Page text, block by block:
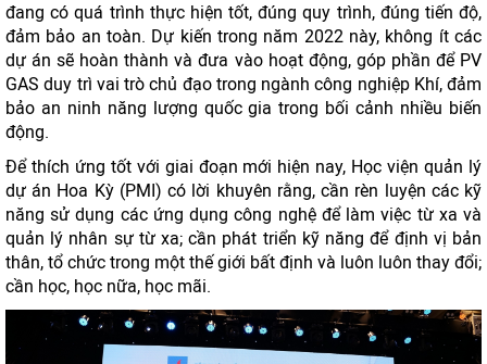
đang có quá trình thực hiện tốt, đúng quy trình, đúng tiến độ,
đảm bảo an toàn. Dự kiến trong năm 2022 này, không ít các
dự án sẽ hoàn thành và đưa vào hoạt động, góp phần để PV
GAS duy trì vai trò chủ đạo trong ngành công nghiệp Khí, đảm
bảo an ninh năng lượng quốc gia trong bối cảnh nhiều biến
động.
Để thích ứng tốt với giai đoạn mới hiện nay, Học viện quản lý
dự án Hoa Kỳ (PMI) có lời khuyên rằng, cần rèn luyện các kỹ
năng sử dụng các ứng dụng công nghệ để làm việc từ xa và
quản lý nhân sự từ xa; cần phát triển kỹ năng để định vị bản
thân, tổ chức trong một thế giới bất định và luôn luôn thay đổi;
cần học, học nữa, học mãi.